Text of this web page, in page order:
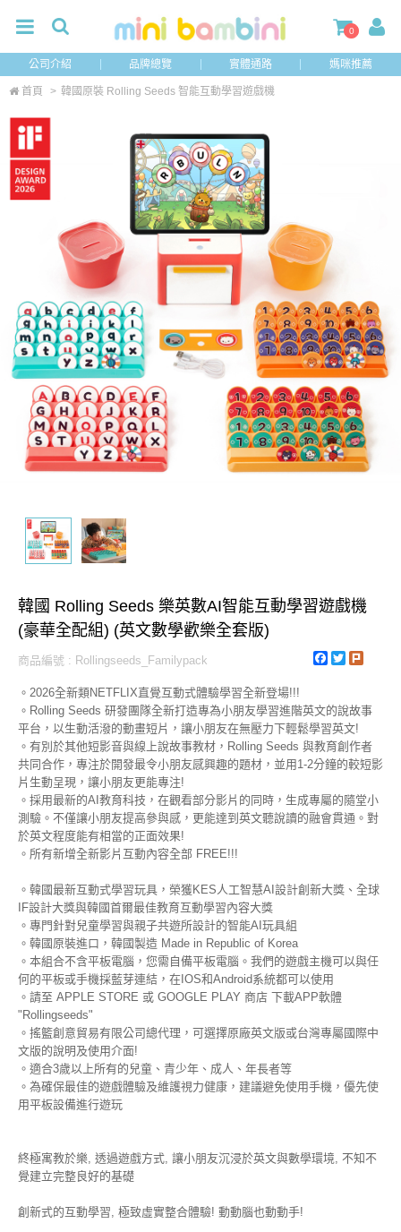
0
公司介紹 品牌總覽 實體通路 媽咪推薦
首頁 > 韓國原裝 Rolling Seeds 智能互動學習遊戲機
韓國 Rolling Seeds 樂英數AI智能互動學習遊戲機
(豪華全配組) (英文數學歡樂全套版)
Facebook
Twitter
商品編號 : Rollingseeds_Familypack
。2026全新類NETFLIX直覺互動式體驗學習全新登場!!!
。Rolling Seeds 研發團隊全新打造專為小朋友學習進階英文的說故事
平台，以生動活潑的動畫短片，讓小朋友在無壓力下輕鬆學習英文!
。有別於其他短影音與線上說故事教材，Rolling Seeds 與教育創作者
共同合作，專注於開發最令小朋友感興趣的題材，並用1-2分鐘的較短影
片生動呈現，讓小朋友更能專注!
。採用最新的AI教育科技，在觀看部分影片的同時，生成專屬的隨堂小
測驗。不僅讓小朋友提高參與感，更能達到英文聽說讀的融會貫通。對
於英文程度能有相當的正面效果!
。所有新增全新影片互動內容全部 FREE!!!
。韓國最新互動式學習玩具，榮獲KES人工智慧AI設計創新大獎、全球
IF設計大獎與韓國首爾最佳教育互動學習內容大獎
。專門針對兒童學習與親子共遊所設計的智能AI玩具組
。韓國原裝進口，韓國製造 Made in Republic of Korea
。本組合不含平板電腦，您需自備平板電腦。我們的遊戲主機可以與任
何的平板或手機採藍芽連結，在IOS和Android系統都可以使用
。請至 APPLE STORE 或 GOOGLE PLAY 商店 下載APP軟體
"Rollingseeds"
。搖籃創意貿易有限公司總代理，可選擇原廠英文版或台灣專屬國際中
文版的說明及使用介面!
。適合3歲以上所有的兒童、青少年、成人、年長者等
。為確保最佳的遊戲體驗及維護視力健康，建議避免使用手機，優先使
用平板設備進行遊玩
終極寓教於樂, 透過遊戲方式, 讓小朋友沉浸於英文與數學環境, 不知不
覺建立完整良好的基礎
創新式的互動學習, 極致虛實整合體驗! 動動腦也動動手!